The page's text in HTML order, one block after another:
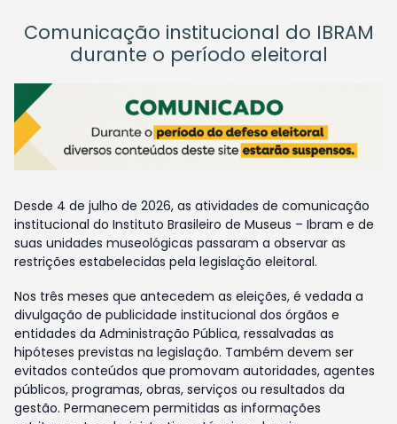
Comunicação institucional do IBRAM
durante o período eleitoral
Desde 4 de julho de 2026, as atividades de comunicação
institucional do Instituto Brasileiro de Museus – Ibram e de
suas unidades museológicas passaram a observar as
restrições estabelecidas pela legislação eleitoral.
Nos três meses que antecedem as eleições, é vedada a
divulgação de publicidade institucional dos órgãos e
entidades da Administração Pública, ressalvadas as
hipóteses previstas na legislação. Também devem ser
evitados conteúdos que promovam autoridades, agentes
públicos, programas, obras, serviços ou resultados da
gestão. Permanecem permitidas as informações